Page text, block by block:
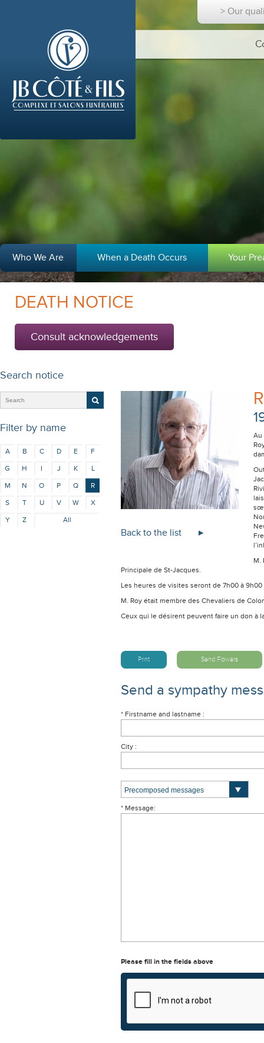
> Our
Who We Are When a Death Occurs Your
DEATH NOTICE
Consult acknowledgements
Search notice
Filter by name
A B C D E
F
G
H I J K
L
M
N O P Q
R
S
T U V W
X
Y
Z All
Back to the list
Au
M.
Principale de St-Jacques.
Les heures de visites seront de 7h00 à
M. Roy était membre des Chevaliers de
Ceux qui le désirent peuvent faire un don à
Print Send Flowers
Send a sympathy
* Firstname and lastname :
City :
* Message:
Please fill in the fields above